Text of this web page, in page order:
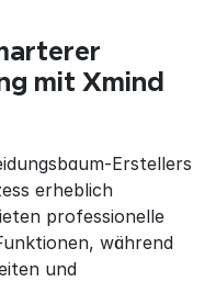
mit Xmind
Erstellers
erheblich
professionelle
während
und